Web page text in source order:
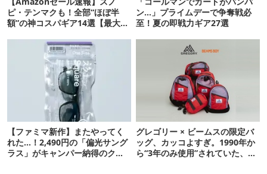
ピ・テンマクも！全部“ほぼ半
額”の神コスパギア14選【最大
ン…」プライムデーで争奪戦必
至！夏の即戦力ギア27選
【ファミマ新作】またやってく
れた…！2,490円の「偏光サング
ラス」がキャンパー納得のクオ
グレゴリー × ビームスの限定バ
ッグ、カッコよすぎ。1990年か
ら“3年のみ使用”されていた、紫